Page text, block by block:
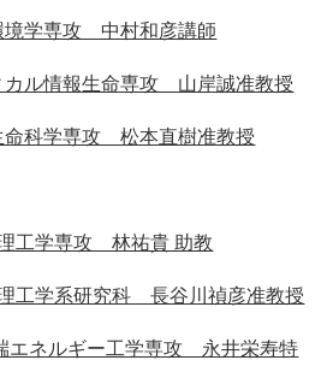
学専攻 中村和彦講師
ル情報生命専攻 山岸誠准教授
科学専攻 松本直樹准教授
工学専攻 林祐貴 助教
学系研究科 長谷川禎彦准教授
ネルギー工学専攻 永井栄寿特